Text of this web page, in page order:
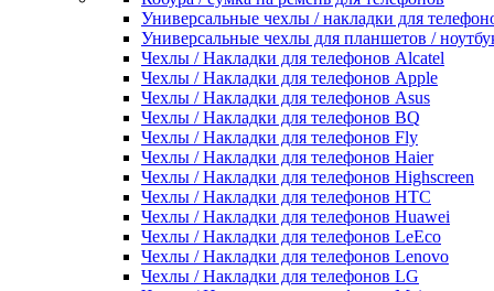
Универсальные чехлы / накладки для
Универсальные чехлы для планшетов /
Чехлы / Накладки для телефонов Alcatel
Чехлы / Накладки для телефонов Apple
Чехлы / Накладки для телефонов Asus
Чехлы / Накладки для телефонов BQ
Чехлы / Накладки для телефонов Fly
Чехлы / Накладки для телефонов Haier
Чехлы / Накладки для телефонов Highscreen
Чехлы / Накладки для телефонов HTC
Чехлы / Накладки для телефонов Huawei
Чехлы / Накладки для телефонов LeEco
Чехлы / Накладки для телефонов Lenovo
Чехлы / Накладки для телефонов LG